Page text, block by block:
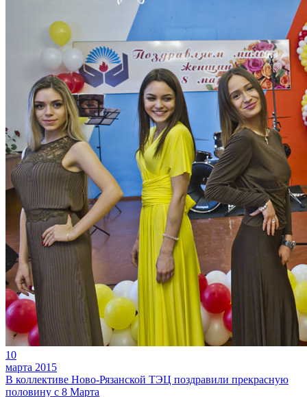
10
марта 2015
В коллективе Ново-Рязанской ТЭЦ поздравили прекрасную
половину с 8 Марта